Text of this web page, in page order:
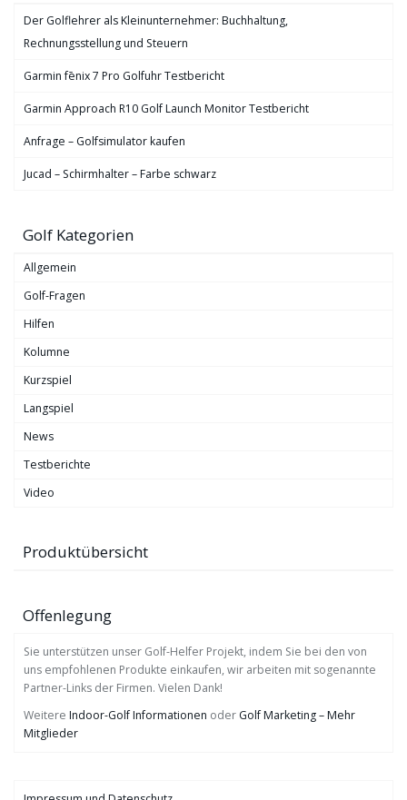
Der Golflehrer als Kleinunternehmer: Buchhaltung,
Rechnungsstellung und Steuern
Garmin fēnix 7 Pro Golfuhr Testbericht
Garmin Approach R10 Golf Launch Monitor Testbericht
Anfrage – Golfsimulator kaufen
Jucad – Schirmhalter – Farbe schwarz
Golf Kategorien
Allgemein
Golf-Fragen
Hilfen
Kolumne
Kurzspiel
Langspiel
News
Testberichte
Video
Produktübersicht
Offenlegung
Sie unterstützen unser Golf-Helfer Projekt, indem Sie bei den von
uns empfohlenen Produkte einkaufen, wir arbeiten mit sogenannte
Partner-Links der Firmen. Vielen Dank!
Weitere Indoor-Golf Informationen oder Golf Marketing – Mehr
Mitglieder